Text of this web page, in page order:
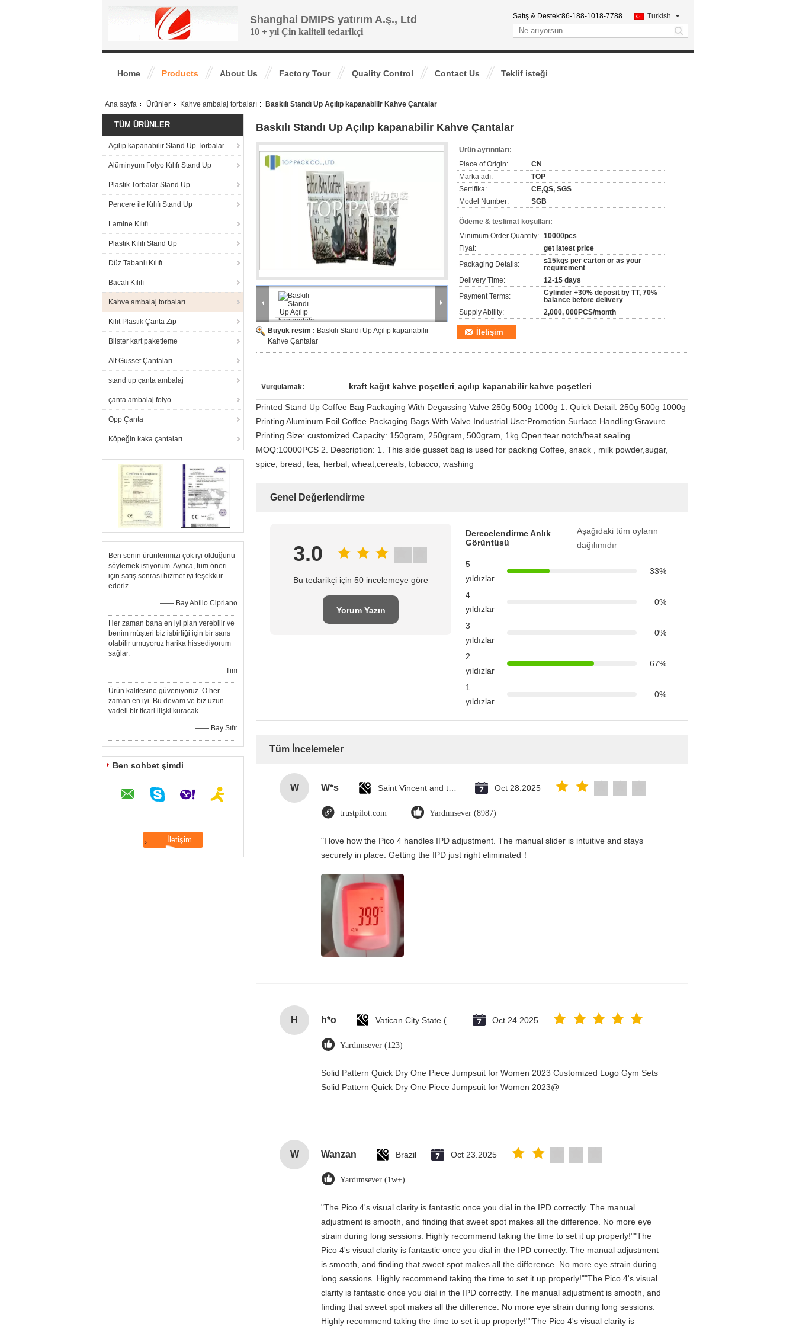
Shanghai DMIPS yatırım A.ş., Ltd
10 + yıl Çin kaliteli tedarikçi
Satış & Destek:86-188-1018-7788 Turkish
search
Home Products About Us Factory Tour Quality Control Contact Us Teklif isteği
Ana sayfa Ürünler Kahve ambalaj torbaları Baskılı Standı Up Açılıp kapanabilir Kahve Çantalar
TÜM ÜRÜNLER
Açılıp kapanabilir Stand Up Torbalar
Alüminyum Folyo Kılıfı Stand Up
Plastik Torbalar Stand Up
Pencere ile Kılıfı Stand Up
Lamine Kılıfı
Plastik Kılıfı Stand Up
Düz Tabanlı Kılıfı
Bacalı Kılıfı
Kahve ambalaj torbaları
Kilit Plastik Çanta Zip
Blister kart paketleme
Alt Gusset Çantaları
stand up çanta ambalaj
çanta ambalaj folyo
Opp Çanta
Köpeğin kaka çantaları
Ben senin ürünlerimizi çok iyi olduğunu
söylemek istiyorum. Ayrıca, tüm öneri
için satış sonrası hizmet iyi teşekkür
ederiz.
—— Bay Abílio Cipriano
Her zaman bana en iyi plan verebilir ve
benim müşteri biz işbirliği için bir şans
olabilir umuyoruz harika hissediyorum
sağlar.
—— Tim
Ürün kalitesine güveniyoruz. O her
zaman en iyi. Bu devam ve biz uzun
vadeli bir ticari ilişki kuracak.
—— Bay Sıfır
Ben sohbet şimdi
Baskılı Standı Up Açılıp kapanabilir Kahve Çantalar
Büyük resim : Baskılı Standı Up Açılıp kapanabilir
Kahve Çantalar
Ürün ayrıntıları:
Place of Origin:
CN
Marka adı:
TOP
Sertifika:
CE,QS, SGS
Model Number:
SGB
Ödeme & teslimat koşulları:
Minimum Order Quantity: 10000pcs
Fiyat:
get latest price
Packaging Details:
≤15kgs per carton or as your
requirement
Delivery Time:
12-15 days
Payment Terms:
Cylinder +30% deposit by TT, 70%
balance before delivery
Supply Ability:
2,000, 000PCS/month
İletişim
Vurgulamak: kraft kağıt kahve poşetleri, açılıp kapanabilir kahve poşetleri
Printed Stand Up Coffee Bag Packaging With Degassing Valve 250g 500g 1000g 1. Quick Detail: 250g 500g 1000g
Printing Aluminum Foil Coffee Packaging Bags With Valve Industrial Use:Promotion Surface Handling:Gravure
Printing Size: customized Capacity: 150gram, 250gram, 500gram, 1kg Open:tear notch/heat sealing
MOQ:10000PCS 2. Description: 1. This side gusset bag is used for packing Coffee, snack , milk powder,sugar,
spice, bread, tea, herbal, wheat,cereals, tobacco, washing
Genel Değerlendirme
3.0
Bu tedarikçi için 50 incelemeye göre
Yorum Yazın
Derecelendirme Anlık
Görüntüsü
Aşağıdaki tüm oyların
dağılımıdır
5
yıldızlar
33%
4
yıldızlar
0%
3
yıldızlar
0%
2
yıldızlar
67%
1
yıldızlar
0%
Tüm İncelemeler
W W*s Oct 28.2025
trustpilot.com Yardımsever (8987)
"I love how the Pico 4 handles IPD adjustment. The manual slider is intuitive and stays
securely in place. Getting the IPD just right eliminated！
H h*o Oct 24.2025
Yardımsever (123)
Solid Pattern Quick Dry One Piece Jumpsuit for Women 2023 Customized Logo Gym Sets
Solid Pattern Quick Dry One Piece Jumpsuit for Women 2023@
W Wanzan Brazil Oct 23.2025
Yardımsever (1w+)
"The Pico 4's visual clarity is fantastic once you dial in the IPD correctly. The manual
adjustment is smooth, and finding that sweet spot makes all the difference. No more eye
strain during long sessions. Highly recommend taking the time to set it up properly!""The
Pico 4's visual clarity is fantastic once you dial in the IPD correctly. The manual adjustment
is smooth, and finding that sweet spot makes all the difference. No more eye strain during
long sessions. Highly recommend taking the time to set it up properly!""The Pico 4's visual
clarity is fantastic once you dial in the IPD correctly. The manual adjustment is smooth, and
finding that sweet spot makes all the difference. No more eye strain during long sessions.
Highly recommend taking the time to set it up properly!""The Pico 4's visual clarity is